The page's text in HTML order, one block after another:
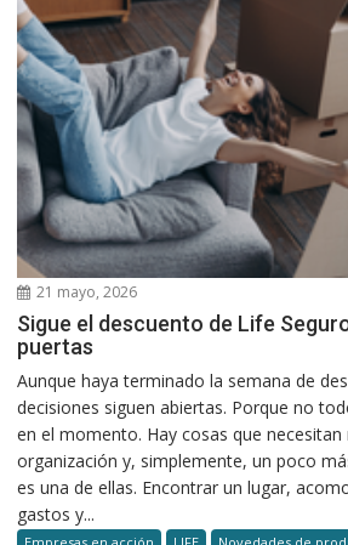
21 mayo, 2026
Sigue el descuento de Life
puertas
Aunque haya terminado la semana de
decisiones siguen abiertas. Porque no
en el momento. Hay cosas que necesitan
organización y, simplemente, un poco
es una de ellas. Encontrar un lugar,
gastos y...